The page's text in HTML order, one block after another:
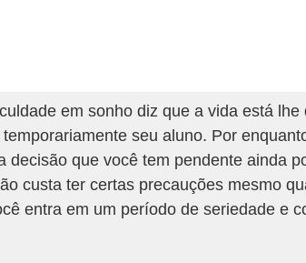
em sonho diz que a vida está lhe
seu aluno. Por
decisão que você tem pendente ainda
custa ter certas precauções mesmo
entra em um período de seriedade e